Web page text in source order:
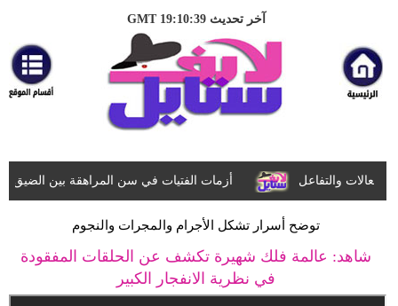
آخر تحديث GMT 19:10:39
مرأة
أزياء
إسلامية
فن
أزمات الفتيات في سن المراهقة بين الضيق والتفاعل
توضح أسرار تشكل الأجرام والمجرات والنجوم
شاهد: عالمة فلك شهيرة تكشف عن الحلقات المفقودة
في نظرية الانفجار الكبير